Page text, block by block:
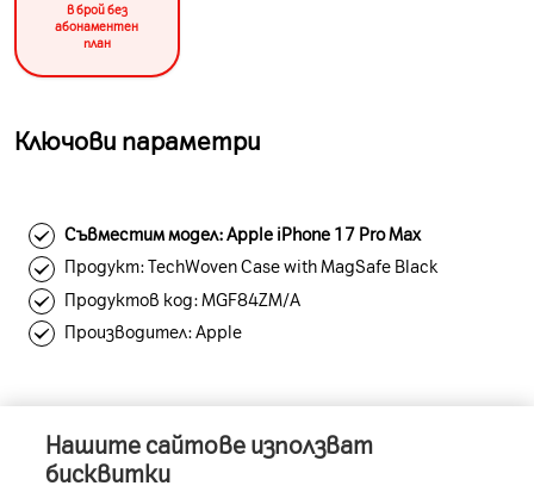
в брой без
абонаментен
план
Ключови параметри
Съвместим модел: Apple iPhone 17 Pro Max
Продукт: TechWoven Case with MagSafe Black
Продуктов код: MGF84ZM/A
Производител: Apple
Информация за устройството
Нашите сайтове използват
бисквитки